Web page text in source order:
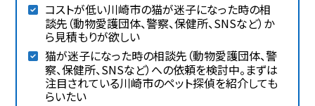
コストが低い川崎市の猫が迷子になった時の相
談先（動物愛護団体、警察、保健所、SNSなど）か
ら見積もりが欲しい
猫が迷子になった時の相談先（動物愛護団体、警
察、保健所、SNSなど）への依頼を検討中。まずは
注目されている川崎市のペット探偵を紹介しても
らいたい